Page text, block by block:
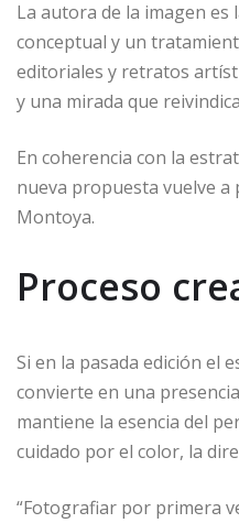
La autora de la imagen
conceptual y un
editoriales y retratos
y una mirada que
En coherencia con la
nueva propuesta vuelve a
Montoya.
Proceso
Si en la pasada edición el
convierte en una
mantiene la esencia del
cuidado por el color, la
“Fotografiar por primera